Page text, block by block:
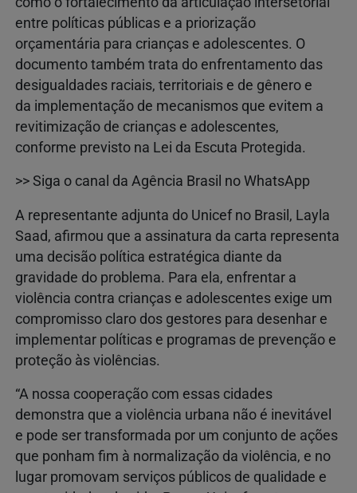
entre políticas públicas e a priorização
orçamentária para crianças e adolescentes. O
documento também trata do enfrentamento das
desigualdades raciais, territoriais e de gênero e
da implementação de mecanismos que evitem a
revitimização de crianças e adolescentes,
conforme previsto na Lei da Escuta Protegida.
>> Siga o canal da Agência Brasil no WhatsApp
A representante adjunta do Unicef no Brasil, Layla
Saad, afirmou que a assinatura da carta representa
uma decisão política estratégica diante da
gravidade do problema. Para ela, enfrentar a
violência contra crianças e adolescentes exige um
compromisso claro dos gestores para desenhar e
implementar políticas e programas de prevenção e
proteção às violências.
“A nossa cooperação com essas cidades
demonstra que a violência urbana não é inevitável
e pode ser transformada por um conjunto de ações
que ponham fim à normalização da violência, e no
lugar promovam serviços públicos de qualidade e